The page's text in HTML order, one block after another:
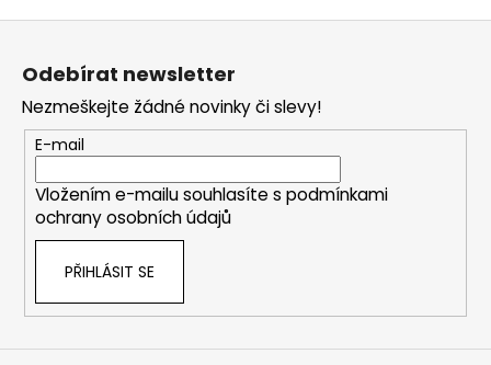
Z
Odebírat newsletter
Nezmeškejte žádné novinky či slevy!
E-mail
Vložením e-mailu souhlasíte s podmínkami
ochrany osobních údajů
PŘIHLÁSIT SE